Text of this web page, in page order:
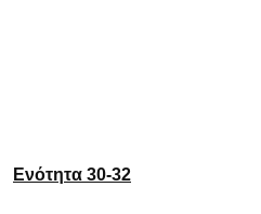
Ενότητα 30-32